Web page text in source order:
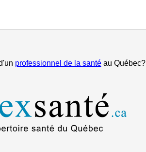
professionnel de la santéau Québec?